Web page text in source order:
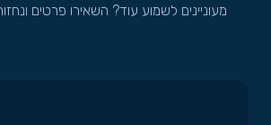
מעוניינים לשמוע עוד? השאירו פרטים